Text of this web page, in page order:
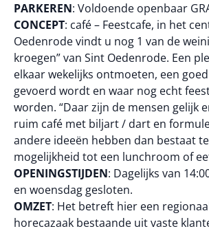
PARKEREN: Voldoende openbaar
CONCEPT: café – Feestcafe, in het
Oedenrode vindt u nog 1 van de
kroegen” van Sint Oedenrode. Een
elkaar wekelijks ontmoeten, een
gevoerd wordt en waar nog echt
worden. “Daar zijn de mensen gelijk
ruim café met biljart / dart en
andere ideeën hebben dan bestaat
mogelijkheid tot een lunchroom of
OPENINGSTIJDEN: Dagelijks van
en woensdag gesloten.
OMZET: Het betreft hier een
horecazaak bestaande uit vaste